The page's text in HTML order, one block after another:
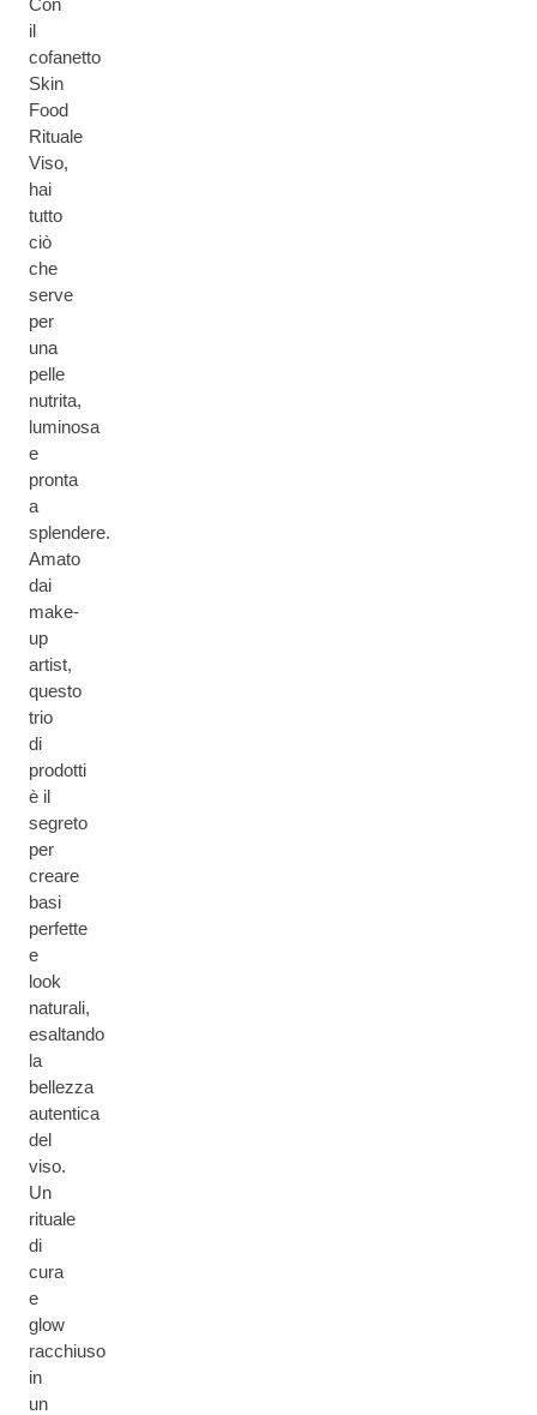
Con
il
cofanetto
Skin
Food
Rituale
Viso,
hai
tutto
ciò
che
serve
per
una
pelle
nutrita,
luminosa
e
pronta
a
splendere.
Amato
dai
make-
up
artist,
questo
trio
di
prodotti
è il
segreto
per
creare
basi
perfette
e
look
naturali,
esaltando
la
bellezza
autentica
del
viso.
Un
rituale
di
cura
e
glow
racchiuso
in
un